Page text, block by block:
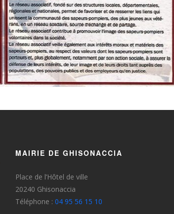
MAIRIE DE GHISONACCIA
Place de l’Hôtel de ville
20240 Ghisonaccia
Téléphone : 04 95 56 15 10